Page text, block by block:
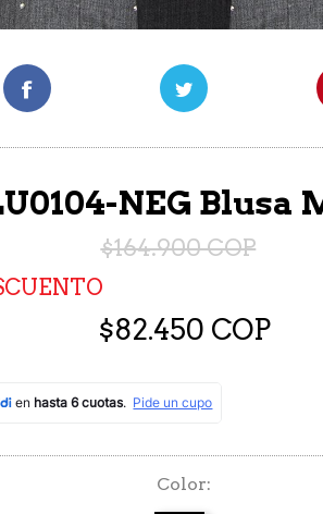
NEG Blusa
$164.900 COP
$82.450 COP
Color